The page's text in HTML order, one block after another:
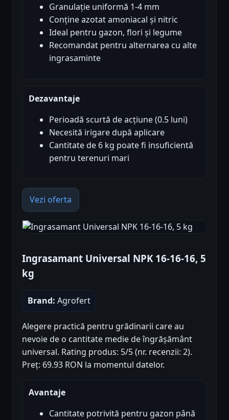
Granulație uniformă 1-4 mm
Conține azotat amoniacal și nitric
Ideal pentru gazon, flori și legume
Recomandat pentru alternarea cu alte
ingrasaminte
Dezavantaje
Perioadă scurtă de acțiune (0.5 luni)
Necesită irigare după aplicare
Cantitate de 6 kg poate fi insuficientă
pentru terenuri mari
Vezi oferta
Ingrasamant Universal NPK 16-16-16, 5
kg
Brand: Agrofert
Alegere practică pentru grădinarii care au
nevoie de o cantitate medie de îngrășământ
universal. Rating produs: 5/5 (nr. recenzii: 2).
Preț: 69.93 RON la momentul datelor.
Avantaje
Cantitate potrivită pentru gazon până